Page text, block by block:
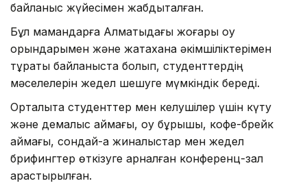
байланыс жүйесімен жабдықталған.
Бұл мамандарға Алматыдағы жоғары оқу
орындарымен және жатақхана әкімшіліктерімен
тұрақты байланыста болып, студенттердің
мәселелерін жедел шешуге мүмкіндік береді.
Орталықта студенттер мен келушілер үшін күту
және демалыс аймағы, оқу бұрышы, кофе-брейк
аймағы, сондай-ақ жиналыстар мен жедел
брифингтер өткізуге арналған конференц-зал
қарастырылған.